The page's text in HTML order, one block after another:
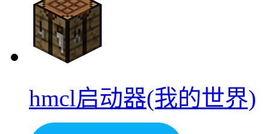
hmcl启动器(我的世界)